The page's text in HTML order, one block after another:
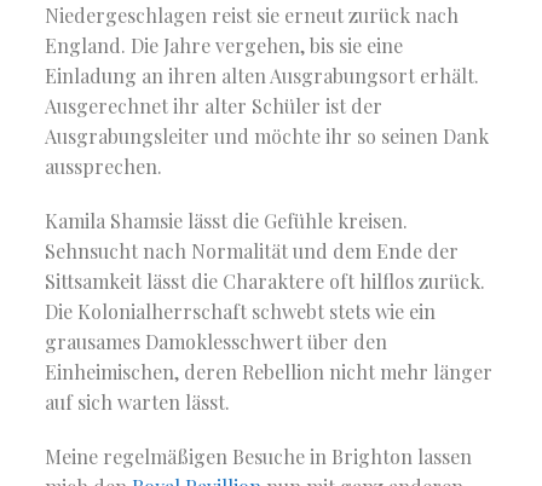
Niedergeschlagen reist sie erneut zurück nach
England. Die Jahre vergehen, bis sie eine
Einladung an ihren alten Ausgrabungsort erhält.
Ausgerechnet ihr alter Schüler ist der
Ausgrabungsleiter und möchte ihr so seinen Dank
aussprechen.
Kamila Shamsie lässt die Gefühle kreisen.
Sehnsucht nach Normalität und dem Ende der
Sittsamkeit lässt die Charaktere oft hilflos zurück.
Die Kolonialherrschaft schwebt stets wie ein
grausames Damoklesschwert über den
Einheimischen, deren Rebellion nicht mehr länger
auf sich warten lässt.
Meine regelmäßigen Besuche in Brighton lassen